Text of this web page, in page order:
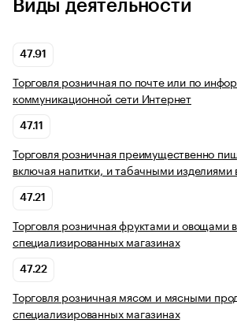
Виды деятельности
47.91
Торговля розничная по почте или по
коммуникационной сети Интернет
47.11
Торговля розничная преимущественно
включая напитки, и табачными изделиями
47.21
Торговля розничная фруктами и овощами в
специализированных магазинах
47.22
Торговля розничная мясом и мясными
специализированных магазинах